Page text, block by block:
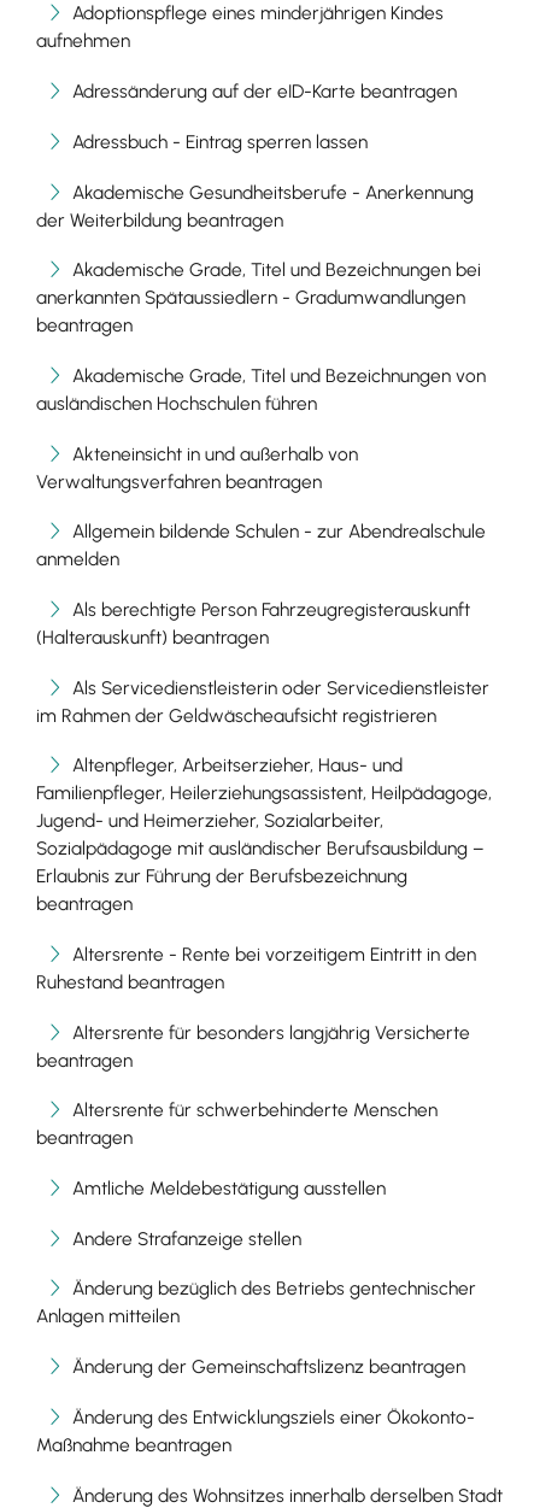
Adoptionspflege eines minderjährigen Kindes
aufnehmen
Adressänderung auf der eID-Karte beantragen
Adressbuch - Eintrag sperren lassen
Akademische Gesundheitsberufe - Anerkennung
der Weiterbildung beantragen
Akademische Grade, Titel und Bezeichnungen bei
anerkannten Spätaussiedlern - Gradumwandlungen
beantragen
Akademische Grade, Titel und Bezeichnungen von
ausländischen Hochschulen führen
Akteneinsicht in und außerhalb von
Verwaltungsverfahren beantragen
Allgemein bildende Schulen - zur Abendrealschule
anmelden
Als berechtigte Person Fahrzeugregisterauskunft
(Halterauskunft) beantragen
Als Servicedienstleisterin oder Servicedienstleister
im Rahmen der Geldwäscheaufsicht registrieren
Altenpfleger, Arbeitserzieher, Haus- und
Familienpfleger, Heilerziehungsassistent, Heilpädagoge,
Jugend- und Heimerzieher, Sozialarbeiter,
Sozialpädagoge mit ausländischer Berufsausbildung –
Erlaubnis zur Führung der Berufsbezeichnung
beantragen
Altersrente - Rente bei vorzeitigem Eintritt in den
Ruhestand beantragen
Altersrente für besonders langjährig Versicherte
beantragen
Altersrente für schwerbehinderte Menschen
beantragen
Amtliche Meldebestätigung ausstellen
Andere Strafanzeige stellen
Änderung bezüglich des Betriebs gentechnischer
Anlagen mitteilen
Änderung der Gemeinschaftslizenz beantragen
Änderung des Entwicklungsziels einer Ökokonto-
Maßnahme beantragen
Änderung des Wohnsitzes innerhalb derselben Stadt